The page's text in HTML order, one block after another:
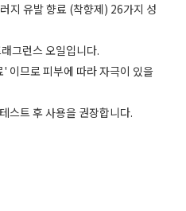
지 유발 향료 (착향제) 26가지 성
그런스 오일입니다.
이므로 피부에 따라 자극이 있을
스트 후 사용을 권장합니다.